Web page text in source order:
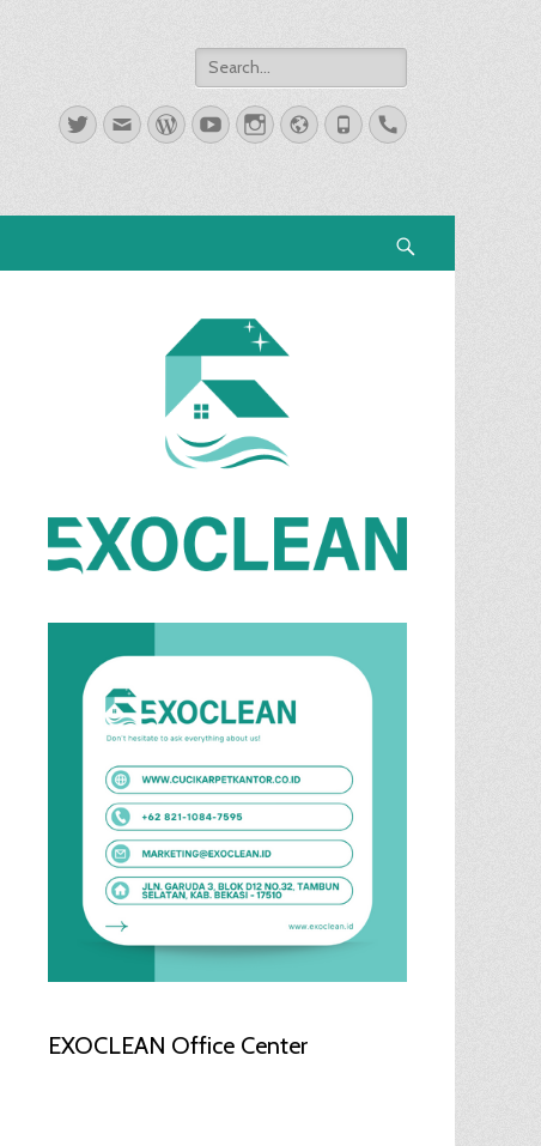
Search
for:
TwitterEmailWordPress
YouTubeInstagram
Website
PhoneHandset
EXOCLEAN Office Center